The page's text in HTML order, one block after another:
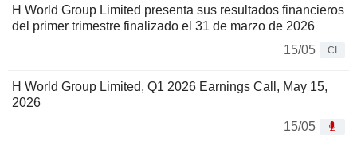
H World Group Limited presenta sus resultados financieros
del primer trimestre finalizado el 31 de marzo de 2026
15/05
CI
H World Group Limited, Q1 2026 Earnings Call, May 15,
2026
15/05